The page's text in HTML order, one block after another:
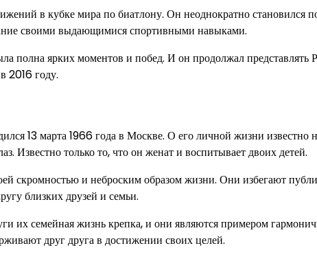
в кубке мира по биатлону. Он неоднократно становился
своими выдающимися спортивными навыками.
полна ярких моментов и побед. И он продолжал
2016 году.
13 марта 1966 года в Москве. О его личной жизни известно
Известно только то, что он женат и воспитывает двоих детей.
скромностью и неброским образом жизни. Они избегают
близких друзей и семьи.
их семейная жизнь крепка, и они являются примером
друг друга в достижении своих целей.